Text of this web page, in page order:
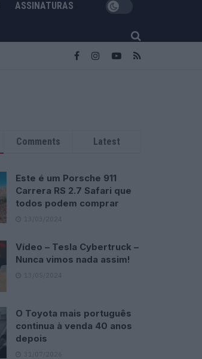
ASSINATURAS
Comments Latest
Este é um Porsche 911
Carrera RS 2.7 Safari que
todos podem comprar
13/03/2024
Vídeo – Tesla Cybertruck –
Nunca vimos nada assim!
13/05/2024
O Toyota mais português
continua à venda 40 anos
depois
31/07/2026